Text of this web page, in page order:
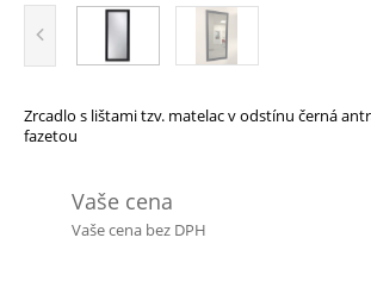
Zrcadlo s lištami tzv. matelac v odstínu černá
fazetou
Vaše cena
Vaše cena bez DPH